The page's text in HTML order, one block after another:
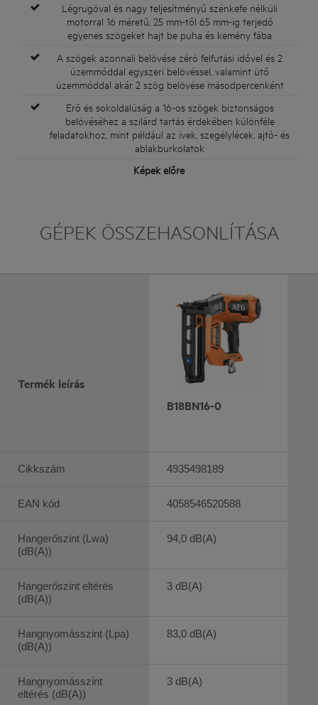
Légrugóval és nagy teljesítményű szénkefe nélküli
motorral 16 méretű, 25 mm-től 65 mm-ig terjedő
egyenes szögeket hajt be puha és kemény fába
A szögek azonnali belövése zéró felfutási idővel és 2
üzemmóddal egyszeri belövéssel, valamint ütő
üzemmóddal akár 2 szög belövése másodpercenként
Erő és sokoldalúság a 16-os szögek biztonságos
belövéséhez a szilárd tartás érdekében különféle
feladatokhoz, mint például az ívek, szegélylécek, ajtó- és
ablakburkolatok
Képek előre
GÉPEK ÖSSZEHASONLÍTÁSA
Termék leírás
Cikkszám
EAN kód
Hangerőszint (Lwa)
(dB(A))
Hangerőszint eltérés
(dB(A))
Hangnyomásszint (Lpa)
(dB(A))
Hangnyomásszint
eltérés (dB(A))
B18BN16-0
4935498189
4058546520588
94,0 dB(A)
3 dB(A)
83,0 dB(A)
3 dB(A)